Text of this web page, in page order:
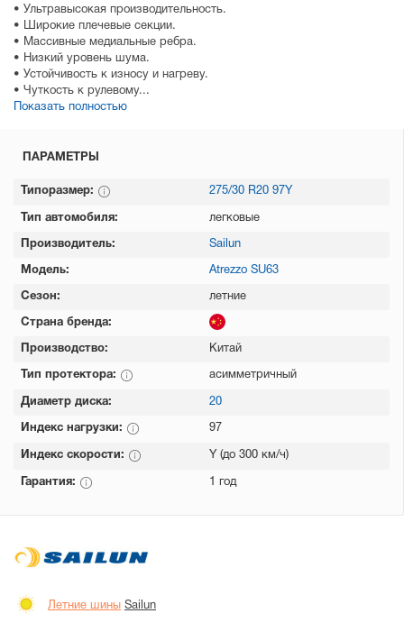
• Ультравысокая производительность.
• Широкие плечевые секции.
• Массивные медиальные ребра.
• Низкий уровень шума.
• Устойчивость к износу и нагреву.
• Чуткость к рулевому...
Показать полностью
ПАРАМЕТРЫ
Типоразмер: 275/30 R20 97Y
Тип автомобиля: легковые
Производитель: Sailun
Модель: Atrezzo SU63
Сезон: летние
Страна бренда:
Производство: Китай
Тип протектора: асимметричный
Диаметр диска: 20
Индекс нагрузки: 97
Индекс скорости: Y (до 300 км/ч)
Гарантия: 1 год
Летние шины Sailun